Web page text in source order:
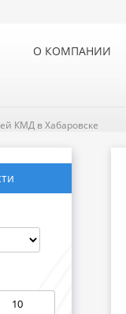
О КОМПАНИИ
КМД в Хабаровске